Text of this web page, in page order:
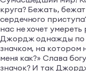
круга? Бежать,
сердечного
нас не хочет
Джордж однажды по
значком, на котором
меня как?» Слава
значок? И так